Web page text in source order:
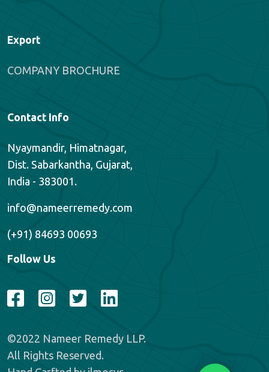
Export
COMPANY BROCHURE
Contact Info
Nyaymandir, Himatnagar,
Dist. Sabarkantha, Gujarat,
India - 383001.
info@nameerremedy.com
(+91) 84693 00693
Follow Us
©2022 Nameer Remedy LLP.
All Rights Reserved.